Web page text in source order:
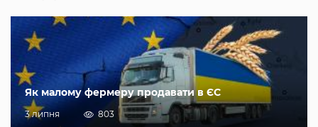
Як малому фермеру продавати в ЄС
3 липня 803